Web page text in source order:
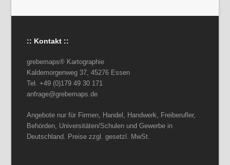
:: Kontakt ::
grebemaps® Kartographie
Kaldemorgenweg 37, 45276 Essen
Tel. +49 (0)179 49 30 171
anfrage@grebemaps.de
Angebote nur für Firmen, Handel, Handwerk, Freiberufler,
Behörden, Universitäten/Schulen und Gewerbe in
Deutschland. Preise zzgl. gesetzl. MwSt.